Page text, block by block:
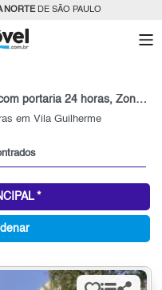
NORTEDE SÃO PAULO
Alugar Apartamento Vila Guilherme com portaria 24 horas, Zona Norte, SP
em Vila Guilherme
*